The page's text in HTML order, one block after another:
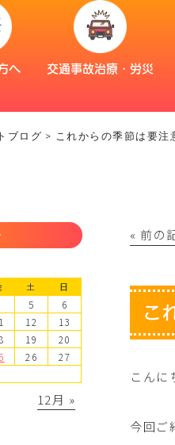
へ 交通事故治療・労災
ブログ > これからの季節は要
« 前の
こ
こんに
今回ご
土 日
5
6
12
13
19
20
26
27
12月 »